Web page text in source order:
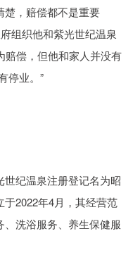
楚，赔偿都不是重要
组织他和紫光世纪温泉
赔偿，但他和家人并没有
停业。”
纪温泉注册登记名为昭
2022年4月，其经营范
洗浴服务、养生保健服